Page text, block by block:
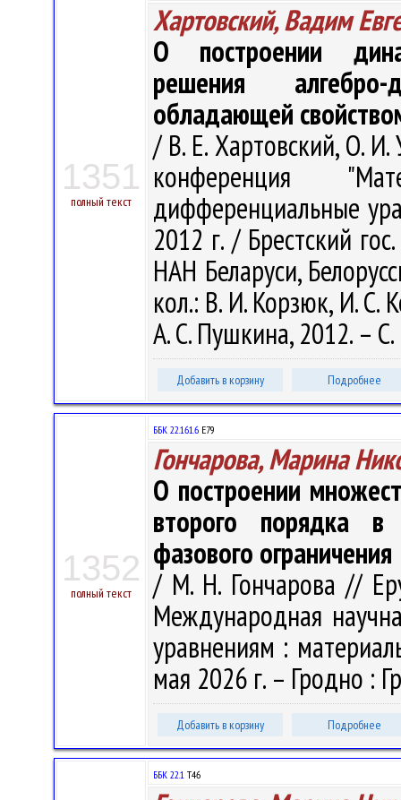
1351
полный текст
Хартовский, Вадим
О построении
решения
обладающей
/ В. Е. Хартовский, О.
конференция
дифференциальные
2012 г. / Брестский
НАН Беларуси,
кол.: В. И. Корзюк, И. С.
А. С. Пушкина, 2012. –
Добавить в корзину Подробнее
1352
полный текст
ББК 22.161.6 Е79
Гончарова, Марина
О построении
второго порядка
фазового ограничения
/ М. Н. Гончарова //
Международная
уравнениям :
мая 2026 г. – Гродно :
Добавить в корзину Подробнее
ББК 22.1 Т46